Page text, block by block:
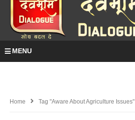
MENU
Home Tag "aware About Agriculture Issues"